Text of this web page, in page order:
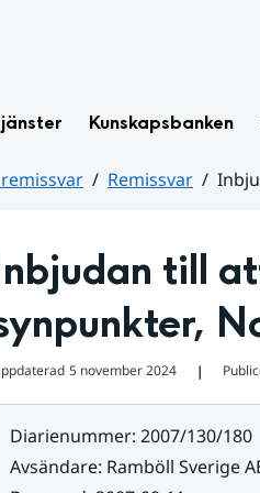
Kunskapsbanken
Remissvar
till
5 november 2024 ❘
Diarienummer: 2007/130/180
Avsändare: Ramböll Sverige